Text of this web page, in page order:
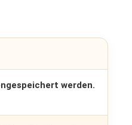
werden.